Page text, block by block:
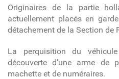
Originaires de la partie
actuellement placés en
détachement de la Section de
La perquisition du
découverte d’une arme de
machette et de numéraires.